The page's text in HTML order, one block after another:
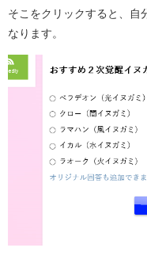
そこをクリックすると、自
なります。